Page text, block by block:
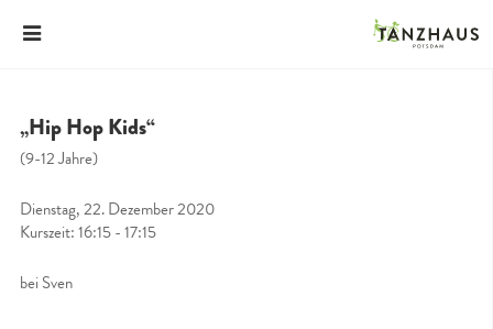
„Hip Hop Kids“
(9-12 Jahre)
Dienstag, 22. Dezember 2020
Kurszeit: 16:15 - 17:15
bei Sven